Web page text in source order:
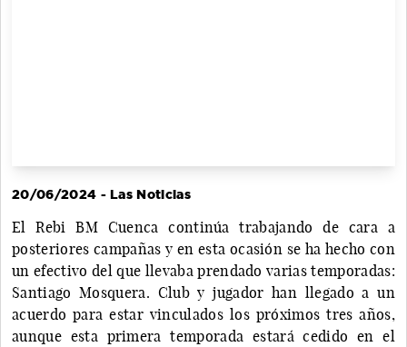
20/06/2024 - Las Noticias
El Rebi BM Cuenca continúa trabajando de cara a
posteriores campañas y en esta ocasión se ha hecho con
un efectivo del que llevaba prendado varias temporadas:
Santiago Mosquera. Club y jugador han llegado a un
acuerdo para estar vinculados los próximos tres años,
aunque esta primera temporada estará cedido en el